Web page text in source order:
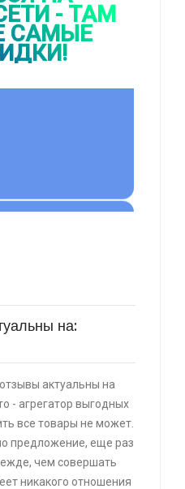
- ТАМ
САМЫЕ
LED55UQB31 QLED,
ТВ, Google TV
buyson 200х160 со
, если оплачивать
платежной
на:
актуальны на
- агрегатор выгодных
все товары не может.
предложение, еще раз
чем совершать
никакого отношения